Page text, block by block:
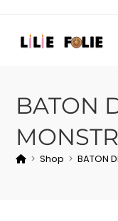
BATON
> Shop > BATON